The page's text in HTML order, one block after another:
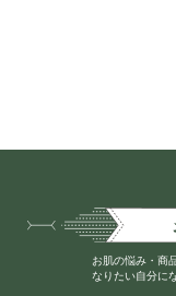
お肌の悩み・商
なりたい自分に